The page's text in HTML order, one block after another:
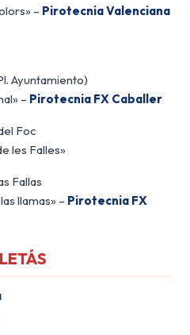
– Pirotecnia Valenciana
Ayuntamiento)
– Pirotecnia FX Caballer
Foc
les Falles»
Fallas
llamas» – Pirotecnia FX